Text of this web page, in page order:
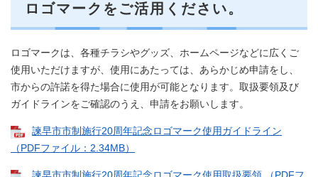
ロゴマークをご活用ください。
ロゴマークは、各種チラシやグッズ、ホームページなどに広くご
使用いただけますが、使用にあたっては、あらかじめ申請をし、
市からの許諾を得た場合に使用が可能となります。取扱要領及び
ガイドラインをご確認のうえ、申請をお願いします。
諫早市市制施行20周年記念ロゴマーク使用ガイドライン
（PDFファイル：2.34MB）